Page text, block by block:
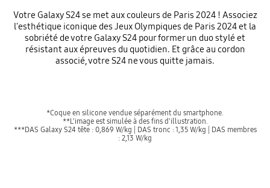
Votre Galaxy S24 se met aux couleurs de Paris 2024 ! Associez
l'esthétique iconique des Jeux Olympiques de Paris 2024 et la
sobriété de votre Galaxy S24 pour former un duo stylé et
résistant aux épreuves du quotidien. Et grâce au cordon
associé, votre S24 ne vous quitte jamais.
*Coque en silicone vendue séparément du smartphone.
**L'image est simulée à des fins d'illustration.
***DAS Galaxy S24 tête : 0,869 W/kg | DAS tronc : 1,35 W/kg | DAS membres
: 2,13 W/kg